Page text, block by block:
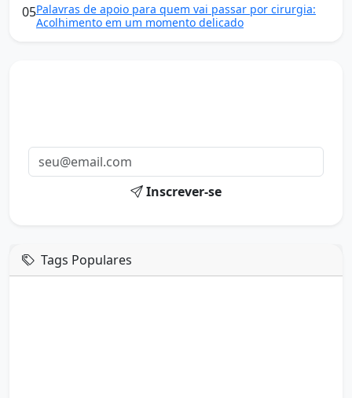
05Palavras de apoio para quem vai passar por cirurgia:
Acolhimento em um momento delicado
Inscrever-se
Tags Populares